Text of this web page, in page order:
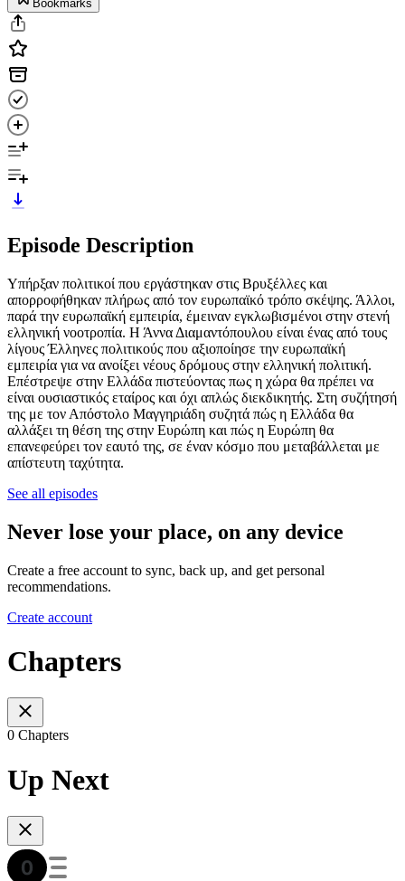
Bookmarks
Episode Description
Υπήρξαν πολιτικοί που εργάστηκαν στις Βρυξέλλες και
απορροφήθηκαν πλήρως από τον ευρωπαϊκό τρόπο σκέψης. Άλλοι,
παρά την ευρωπαϊκή εμπειρία, έμειναν εγκλωβισμένοι στην στενή
ελληνική νοοτροπία. Η Άννα Διαμαντόπουλου είναι ένας από τους
λίγους Έλληνες πολιτικούς που αξιοποίησε την ευρωπαϊκή
εμπειρία για να ανοίξει νέους δρόμους στην ελληνική πολιτική.
Επέστρεψε στην Ελλάδα πιστεύοντας πως η χώρα θα πρέπει να
είναι ουσιαστικός εταίρος και όχι απλώς διεκδικητής. Στη συζήτησή
της με τον Απόστολο Μαγγηριάδη συζητά πώς η Ελλάδα θα
αλλάξει τη θέση της στην Ευρώπη και πώς η Ευρώπη θα
επανεφεύρει τον εαυτό της, σε έναν κόσμο που μεταβάλλεται με
απίστευτη ταχύτητα.
See all episodes
Never lose your place, on any device
Create a free account to sync, back up, and get personal
recommendations.
Create account
Chapters
0 Chapters
Up Next